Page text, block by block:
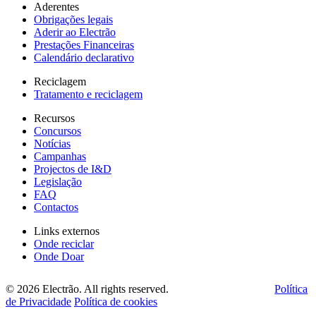
Aderentes
Obrigações legais
Aderir ao Electrão
Prestações Financeiras
Calendário declarativo
Reciclagem
Tratamento e reciclagem
Recursos
Concursos
Notícias
Campanhas
Projectos de I&D
Legislação
FAQ
Contactos
Links externos
Onde reciclar
Onde Doar
© 2026 Electrão. All rights reserved.
Política
de Privacidade Política de cookies